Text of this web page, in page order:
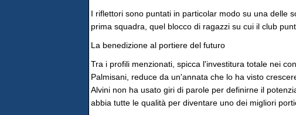
I riflettori sono puntati in particolar modo su una delle
prima squadra, quel blocco di ragazzi su cui il club
La benedizione al portiere del futuro
Tra i profili menzionati, spicca l'investitura totale nei
Palmisani, reduce da un'annata che lo ha visto
Alvini non ha usato giri di parole per definirne il
abbia tutte le qualità per diventare uno dei migliori